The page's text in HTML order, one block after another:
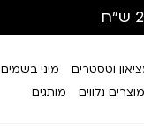
וטסטרים
מיני בשמים
מוצרים נלווים
מותגים